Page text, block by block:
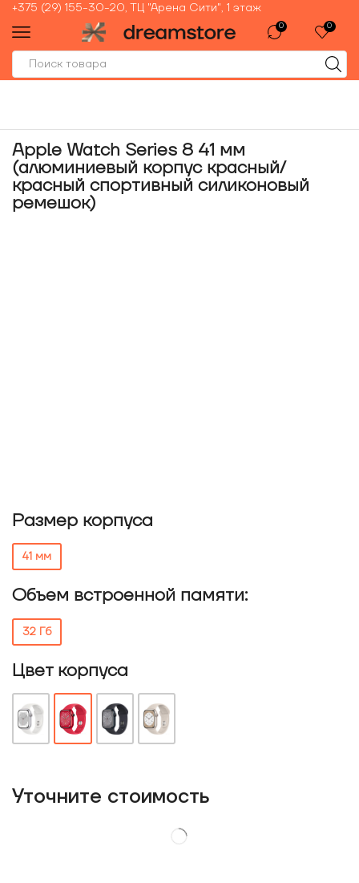
+375 (29) 155-30-20, ТЦ "Арена Сити", 1 этаж
0 0
Apple Watch Series 8 41 мм
(алюминиевый корпус красный/
красный спортивный силиконовый
ремешок)
Размер корпуса
41 мм
Объем встроенной памяти:
32 Гб
Цвет корпуса
Уточнитe стоимость